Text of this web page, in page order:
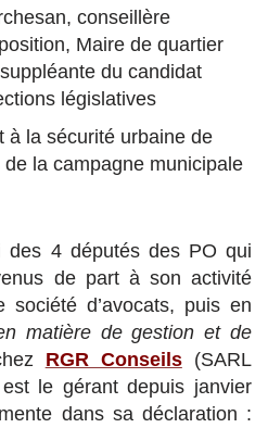
conseillère
Maire de quartier
du candidat
législatives
à la sécurité urbaine de
la campagne municipale
des 4 députés des PO qui
de part à son activité
société d’avocats, puis en
matière de gestion et de
RGR Conseils(SARL
le gérant depuis janvier
dans sa déclaration :